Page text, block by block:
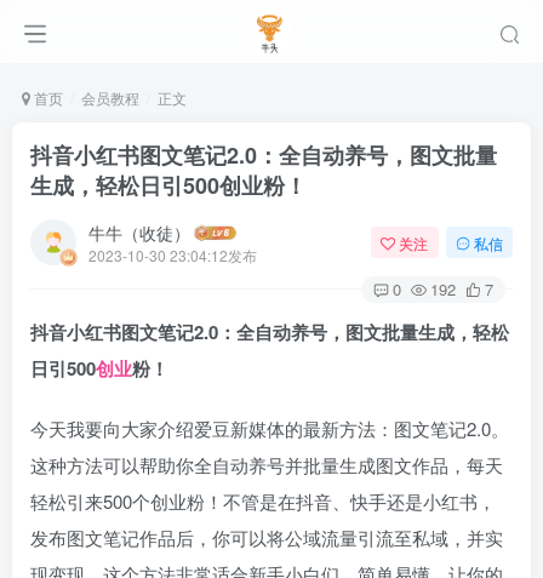
首页 会员教程 正文
抖音小红书图文笔记2.0：全自动养号，图文批量
生成，轻松日引500创业粉！
牛牛（收徒）
2023-10-30 23:04:12发布
关注 私信
0 192 7
抖音小红书图文笔记2.0：全自动养号，图文批量生成，轻松
日引500创业粉！
今天我要向大家介绍爱豆新媒体的最新方法：图文笔记2.0。
这种方法可以帮助你全自动养号并批量生成图文作品，每天
轻松引来500个创业粉！不管是在抖音、快手还是小红书，
发布图文笔记作品后，你可以将公域流量引流至私域，并实